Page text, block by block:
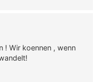
! Wir koennen , wenn